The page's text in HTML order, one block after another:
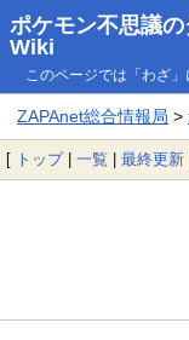
ポケモン不思議
Wiki
このページでは「わざ
ZAPAnet総合情報局 >
[ トップ| 一覧 | 最終更新